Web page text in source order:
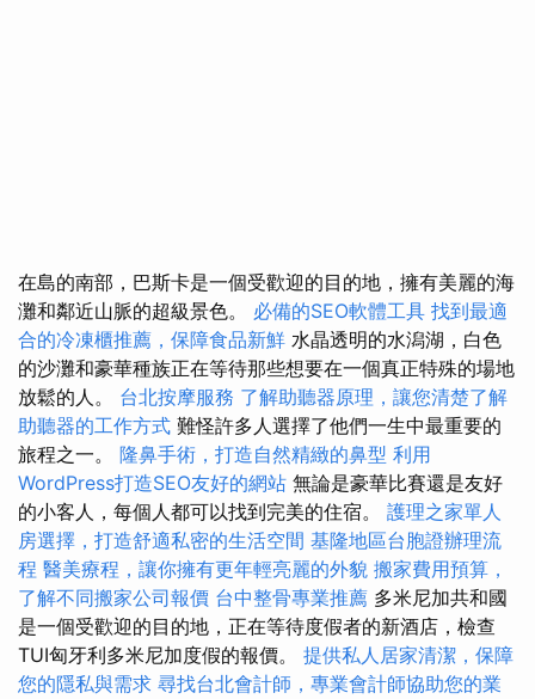
在島的南部，巴斯卡是一個受歡迎的目的地，擁有美麗的海
灘和鄰近山脈的超級景色。 必備的SEO軟體工具 找到最適
合的冷凍櫃推薦，保障食品新鮮 水晶透明的水潟湖，白色
的沙灘和豪華種族正在等待那些想要在一個真正特殊的場地
放鬆的人。 台北按摩服務 了解助聽器原理，讓您清楚了解
助聽器的工作方式 難怪許多人選擇了他們一生中最重要的
旅程之一。 隆鼻手術，打造自然精緻的鼻型 利用
WordPress打造SEO友好的網站 無論是豪華比賽還是友好
的小客人，每個人都可以找到完美的住宿。 護理之家單人
房選擇，打造舒適私密的生活空間 基隆地區台胞證辦理流
程 醫美療程，讓你擁有更年輕亮麗的外貌 搬家費用預算，
了解不同搬家公司報價 台中整骨專業推薦 多米尼加共和國
是一個受歡迎的目的地，正在等待度假者的新酒店，檢查
TUI匈牙利多米尼加度假的報價。 提供私人居家清潔，保障
您的隱私與需求 尋找台北會計師，專業會計師協助您的業